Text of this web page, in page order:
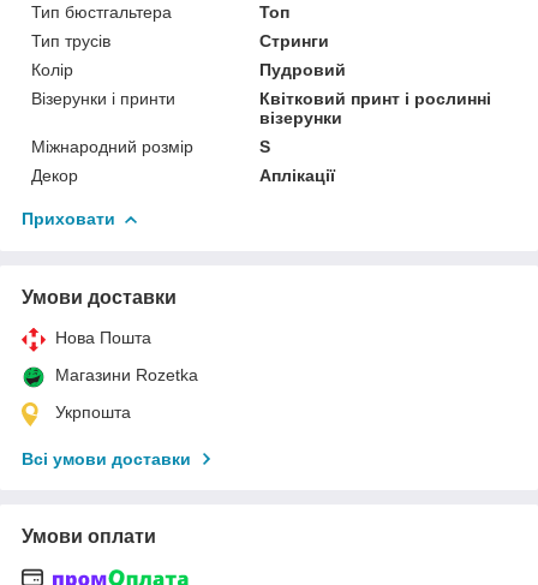
Тип бюстгальтера
Топ
Тип трусів
Стринги
Колір
Пудровий
Візерунки і принти
Квітковий принт і рослинні
візерунки
Міжнародний розмір
S
Декор
Аплікації
Приховати
Умови доставки
Нова Пошта
Магазини Rozetka
Укрпошта
Всі умови доставки
Умови оплати